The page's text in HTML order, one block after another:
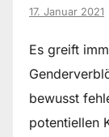
17. Januar 2021
Es greift
bewusst
potentiellen